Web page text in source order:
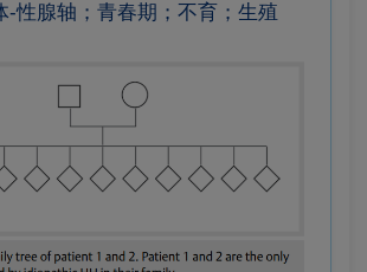
-性腺轴；青春期；不育；生殖